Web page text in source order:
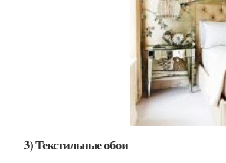
3) Текстильные обои